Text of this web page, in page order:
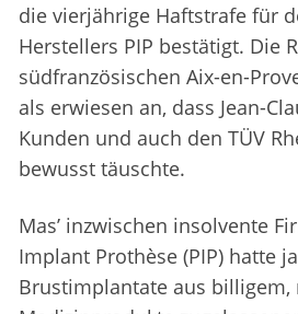
die vierjährige Haftstrafe für
Herstellers PIP bestätigt. Die
südfranzösischen Aix-en-
als erwiesen an, dass Jean-
Kunden und auch den TÜV
bewusst täuschte.
Mas’ inzwischen insolvente
Implant Prothèse (PIP) hatte
Brustimplantate aus